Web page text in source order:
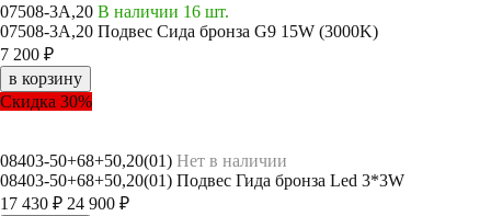
07508-3A,20 В наличии 16 шт.
07508-3A,20 Подвес Сида бронза G9 15W (3000K)
7 200 ₽
в корзину
Скидка 30%
08403-50+68+50,20(01) Нет в наличии
08403-50+68+50,20(01) Подвес Гида бронза Led 3*3W
17 430 ₽ 24 900 ₽